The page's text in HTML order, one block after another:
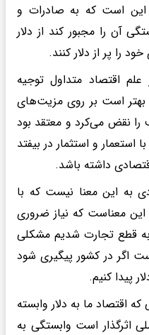
این است که به صادرات و
آن را مجبور کند از دلار
را پر از دلار کنند.
اقتصاد متداول توجیه
است بر روی مزیت‌های
را نقض می‌کرد و معتقد بود
و استثمار در بیفتد
داشته باشد.
به این معنا نیست که با
این معناست که نیاز ضروری
به قطع تجارت شدیم مشکلی
اگر در کشور پیگیری شود
پیدا کنیم.
که اقتصاد ما به دلار وابسته
اثرگذار است وابستگی به